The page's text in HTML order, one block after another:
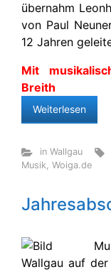
übernahm
von Paul
12 Jahren
Mit
Breith
Weiterlesen
in Wallgau
Musik, Woiga.de